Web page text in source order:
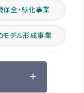
全・緑化事業
モデル形成事業